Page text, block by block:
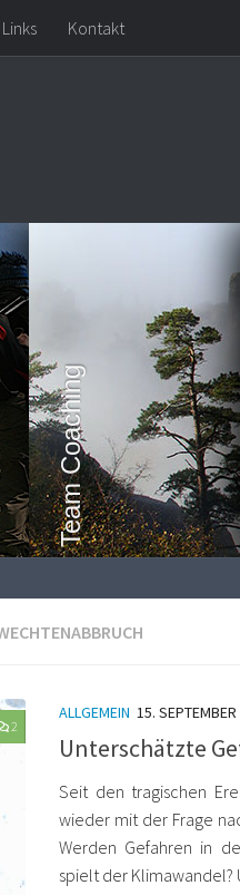
Links Kontakt
Team Coaching
2
ALLGEMEIN 15.
Unterschätzte
Seit den tragischen
wieder mit der Frage
Werden Gefahren in
spielt der Klimawandel?